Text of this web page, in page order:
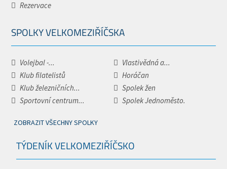
Rezervace
SPOLKY VELKOMEZIŘÍČSKA
Volejbal -...
Vlastivědná a...
Klub filatelistů
Horáčan
Klub železničních...
Spolek žen
Sportovní centrum...
Spolek Jednoměsto.
ZOBRAZIT VŠECHNY SPOLKY
TÝDENÍK VELKOMEZIŘÍČSKO